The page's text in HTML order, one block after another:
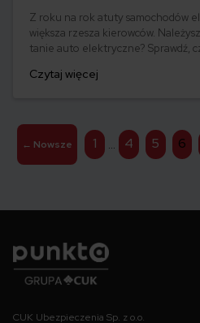
Z roku na rok atuty samochodów
większa rzesza kierowców.
tanie auto elektryczne? Sprawdź,
samochodów elektrycznych, które
Czytaj więcej
Stronicowanie
wpisów
← Nowsze 1 … 4 5 6
CUK Ubezpieczenia Sp. z o.o.